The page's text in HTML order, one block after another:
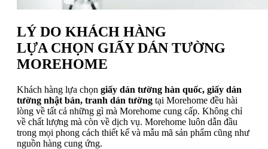
LÝ DO KHÁCH HÀNG
LỰA CHỌN GIẤY DÁN TƯỜNG
MOREHOME
Khách hàng lựa chọn giấy dán tường hàn quốc, giấy dán
tường nhật bản, tranh dán tường tại Morehome đều hài
lòng về tất cả những gì mà Morehome cung cấp. Không chỉ
về chất lượng mà còn về dịch vụ. Morehome luôn dẫn đầu
trong mọi phong cách thiết kế và mẫu mã sản phẩm cũng như
nguồn hàng cung ứng.